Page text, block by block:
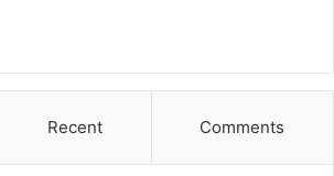
Recent Comments